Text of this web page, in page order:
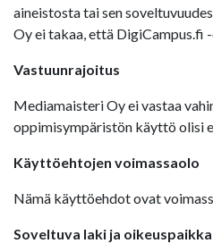
aineistosta tai sen
Oy ei takaa, että
Vastuunrajoitus
Mediamaisteri Oy ei vastaa
oppimisympäristön käyttö olisi
Käyttöehtojen voimassaolo
Nämä käyttöehdot ovat
Soveltuva laki ja oikeuspaikka